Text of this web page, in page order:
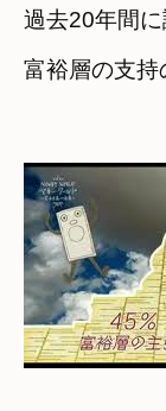
過去20年間に
富裕層の支持